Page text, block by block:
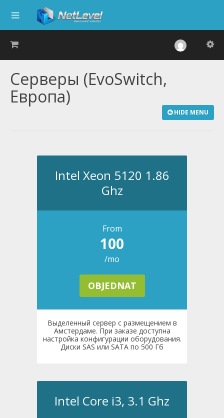
Серверы (EvoSwitch,
Европа)
HIDE MENU
Intel Xeon 5120 1.86
Ghz
From
100
/mo
OBJEDNAT
Выделенный сервер с размещением в
Амстердаме. При заказе доступна
настройка конфигурации оборудования.
Диски SAS или SATA по 500 Гб
Intel Core i3, 3.1 Ghz